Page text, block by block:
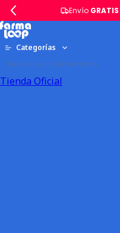
Envío GRATIS
Categorías
Tienda Oficial